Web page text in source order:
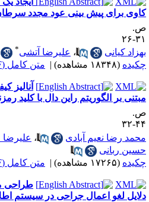
برای پیش­ بینی عود مجدد
۲۶
کیانی
،علیرضا آتشی
(۱۸۳۴۸ مشاهده) | متن کامل (PDF)
آنالیز
بر الگوریتم راین دال با کلید
۳۲
رضا نعیم آبادی
،علیرضا
ربانی
(۱۷۲۶۵ مشاهده) | متن کامل (PDF)
طراحی
لغو اعمال جراحی در سیستم